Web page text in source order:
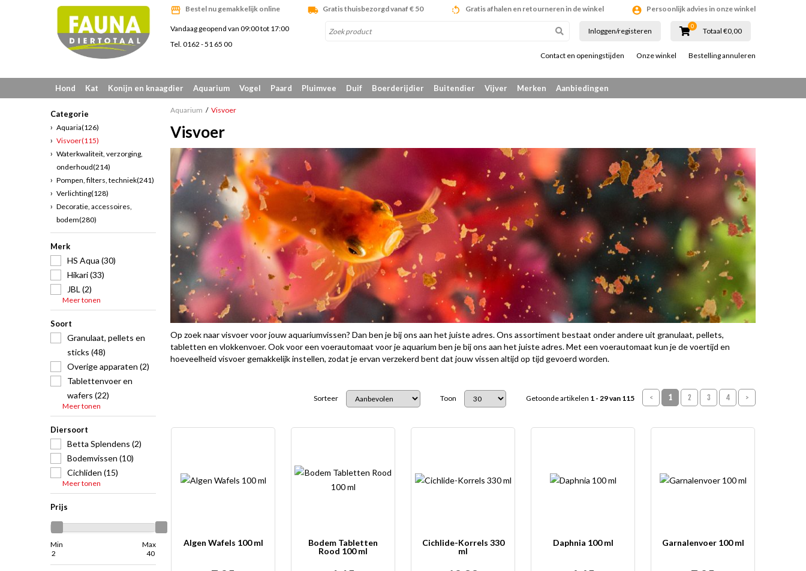
Bestel nu gemakkelijk online Gratis thuisbezorgd vanaf € 50 Gratis afhalen en retourneren in de winkel Persoonlijk advies in onze winkel
Vandaag geopend van 09:00 tot 17:00
Tel. 0162 - 51 65 00
Inloggen/registeren
0
Totaal €0,00
Contact en openingstijden Onze winkel Bestelling annuleren
Hond Kat Konijn en knaagdier Aquarium Vogel Paard Pluimvee Duif Boerderijdier Buitendier Vijver Merken Aanbiedingen
Categorie
Aquaria(126)
Visvoer(115)
Waterkwaliteit, verzorging,
onderhoud(214)
Pompen, filters, techniek(241)
Verlichting(128)
Decoratie, accessoires,
bodem(280)
Merk
HS Aqua (30)
Hikari (33)
JBL (2)
Meer tonen
Soort
Granulaat, pellets en
sticks (48)
Overige apparaten (2)
Tablettenvoer en
wafers (22)
Meer tonen
Diersoort
Betta Splendens (2)
Bodemvissen (10)
Cichliden (15)
Meer tonen
Prijs
Min Max
Aquarium Visvoer
Visvoer
Op zoek naar visvoer voor jouw aquariumvissen? Dan ben je bij ons aan het juiste adres. Ons assortiment bestaat onder andere uit granulaat, pellets,
tabletten en vlokkenvoer. Ook voor een voerautomaat voor je aquarium ben je bij ons aan het juiste adres. Met een voerautomaat kun je de voertijd en
hoeveelheid visvoer gemakkelijk instellen, zodat je ervan verzekerd bent dat jouw vissen altijd op tijd gevoerd worden.
Sorteer Toon Getoonde artikelen 1 - 29 van 115 < 1 2 3 4 >
Algen Wafels 100 ml
Bodem Tabletten
Rood 100 ml
Cichlide-Korrels 330
ml
Daphnia 100 ml Garnalenvoer 100 ml